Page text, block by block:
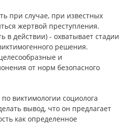
при случае, при известных
жертвой преступления.
в действии) - охватывает стадии
решения.
и
от норм безопасного
виктимологии социолога
вывод, что он предлагает
как определенное